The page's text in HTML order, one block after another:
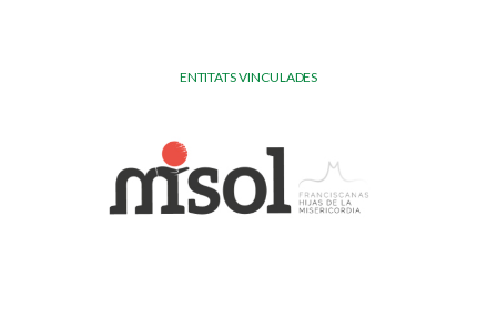
ENTITATS VINCULADES